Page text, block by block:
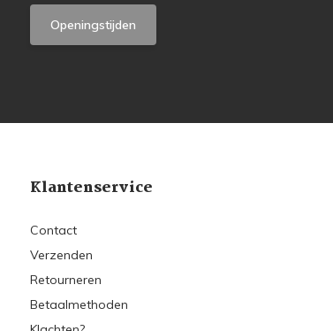
Openingstijden
Klantenservice
Contact
Verzenden
Retourneren
Betaalmethoden